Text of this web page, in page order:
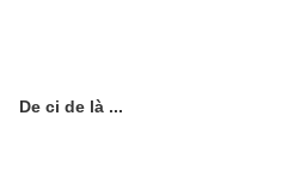
De ci de là ...